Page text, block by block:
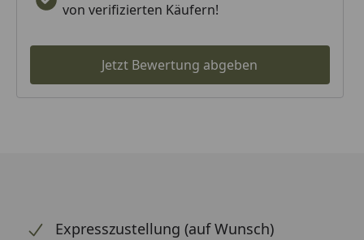
von verifizierten Käufern!
Jetzt Bewertung abgeben
Expresszustellung (auf Wunsch)